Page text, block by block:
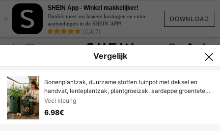
DOWNLOAD
×
SHEIN App - Winkel makkelijker!
Ontdek meer exclusieve kortingen en extra
aanbiedingen in de SHEIN APP!
(5,417)
Vergelijk
Bonenplantzak, duurzame stoffen tuinpot met deksel en
handvat, lenteplantzak, plantgroeizak, aardappelgroenteteelt
plantkweekemmer met deur
Veel kleurig
6.98€